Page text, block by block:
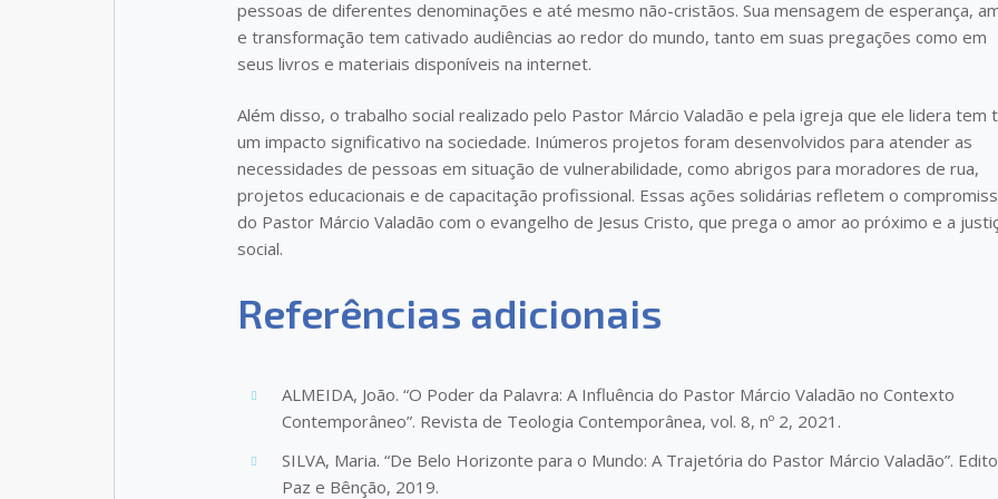
pessoas de diferentes denominações e até mesmo não-cristãos. Sua mensagem de esperança,
e transformação tem cativado audiências ao redor do mundo, tanto em suas pregações como em
seus livros e materiais disponíveis na internet.
Além disso, o trabalho social realizado pelo Pastor Márcio Valadão e pela igreja que ele lidera tem
um impacto significativo na sociedade. Inúmeros projetos foram desenvolvidos para atender as
necessidades de pessoas em situação de vulnerabilidade, como abrigos para moradores de rua,
projetos educacionais e de capacitação profissional. Essas ações solidárias refletem o
do Pastor Márcio Valadão com o evangelho de Jesus Cristo, que prega o amor ao próximo e a
social.
Referências adicionais
ALMEIDA, João. “O Poder da Palavra: A Influência do Pastor Márcio Valadão no Contexto
Contemporâneo”. Revista de Teologia Contemporânea, vol. 8, nº 2, 2021.
SILVA, Maria. “De Belo Horizonte para o Mundo: A Trajetória do Pastor Márcio Valadão”.
Paz e Bênção, 2019.